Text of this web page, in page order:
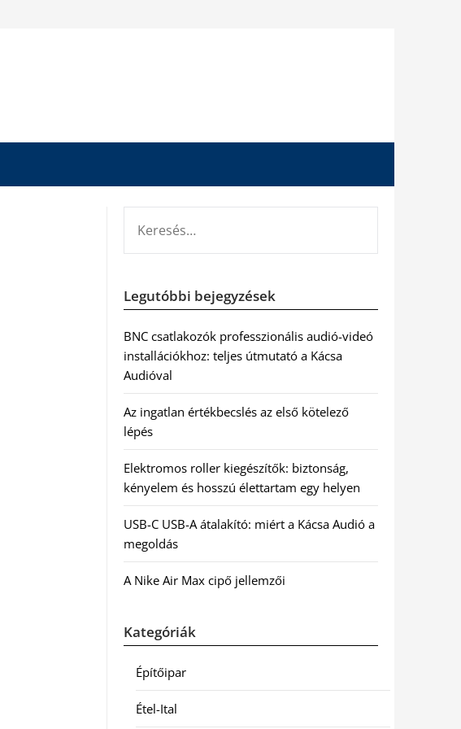
Legutóbbi bejegyzések
BNC csatlakozók professzionális audió-videó
installációkhoz: teljes útmutató a Kácsa
Audióval
Az ingatlan értékbecslés az első kötelező
lépés
Elektromos roller kiegészítők: biztonság,
kényelem és hosszú élettartam egy helyen
USB-C USB-A átalakító: miért a Kácsa Audió a
megoldás
A Nike Air Max cipő jellemzői
Kategóriák
Építőipar
Étel-Ital